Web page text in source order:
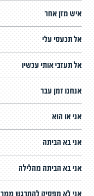
איש מזן אחר
אל תכעסי עלי
אל תעזבי אותי עכשיו
אנחנו זמן עבר
אני או הוא
אני בא הביתה
אני בא הביתה מהלילה